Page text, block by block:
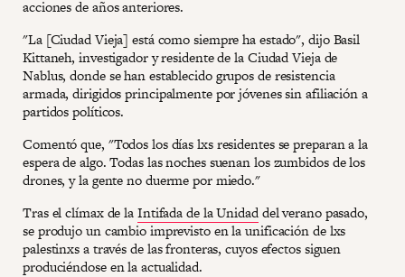
acciones de años anteriores.
"La [Ciudad Vieja] está como siempre ha estado", dijo Basil
Kittaneh, investigador y residente de la Ciudad Vieja de
Nablus, donde se han establecido grupos de resistencia
armada, dirigidos principalmente por jóvenes sin afiliación a
partidos políticos.
Comentó que, "Todos los días lxs residentes se preparan a la
espera de algo. Todas las noches suenan los zumbidos de los
drones, y la gente no duerme por miedo."
Tras el clímax de laIntifada de la Unidaddel verano pasado,
se produjo un cambio imprevisto en la unificación de lxs
palestinxs a través de las fronteras, cuyos efectos siguen
produciéndose en la actualidad.